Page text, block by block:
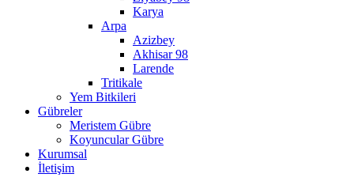
Karya
Arpa
Azizbey
Akhisar 98
Larende
Tritikale
Yem Bitkileri
Gübreler
Meristem Gübre
Koyuncular Gübre
Kurumsal
İletişim